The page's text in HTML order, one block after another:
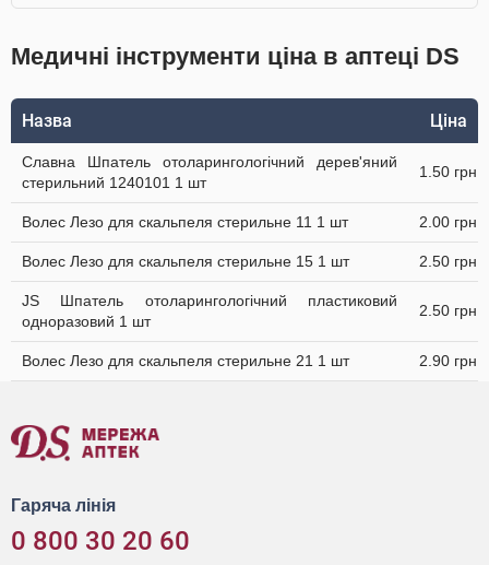
Медичні інструменти ціна в аптеці DS
Назва Ціна
Славна Шпатель отоларингологічний дерев'яний
стерильний 1240101 1 шт
1.50 грн
Волес Лезо для скальпеля стерильне 11 1 шт 2.00 грн
Волес Лезо для скальпеля стерильне 15 1 шт 2.50 грн
JS Шпатель отоларингологічний пластиковий
одноразовий 1 шт
2.50 грн
Волес Лезо для скальпеля стерильне 21 1 шт 2.90 грн
Гаряча лінія
0 800 30 20 60